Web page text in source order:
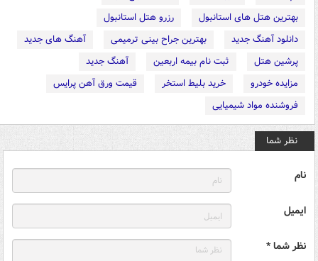
بهترین هتل های استانبول
رزرو هتل استانبول
دانلود آهنگ جدید
بهترین جراح بینی ترمیمی
آهنگ های جدید
پرشین هتل
ثبت نام بیمه اربعین
آهنگ جدید
مزایده خودرو
خرید بلیط استخر
قیمت ورق آهن پرایس
فروشنده مواد شیمیایی
نظر شما
نام
ایمیل
نظر شما *